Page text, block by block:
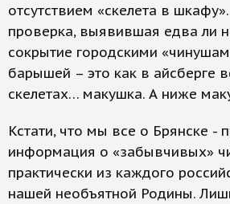
отсутствием «скелета в
проверка, выявившая едва ли
сокрытие городскими
барышей – это как в айсберге
скелетах… макушка. А ниже
Кстати, что мы все о Брянске -
информация о «забывчивых»
практически из каждого
нашей необъятной Родины.